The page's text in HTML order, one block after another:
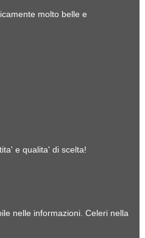
molto belle e
e qualita' di scelta!
nelle informazioni. Celeri nella